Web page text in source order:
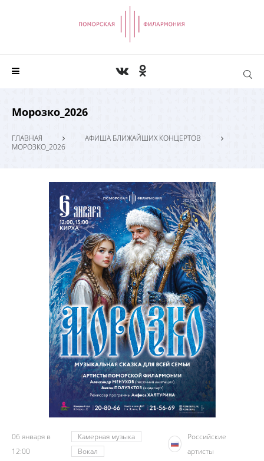
Морозко_2026
ГЛАВНАЯ
АФИША БЛИЖАЙШИХ КОНЦЕРТОВ
МОРОЗКО_2026
06 января в
12:00
Камерная музыка
Вокал
Российские
артисты